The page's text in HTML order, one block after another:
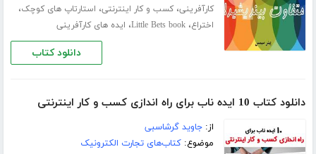
کارآفرینی،کسب و کار اینترنتی، استارتاپ های کوچک،
اختراع،Little Bets book، ایده های کارآفرینی
دانلود کتاب
دانلود کتاب 10 ایده ناب برای راه اندازی کسب و کار اینترنتی
از:جاوید گرشاسبی
موضوع:کتاب‌های تجارت الکترونیک